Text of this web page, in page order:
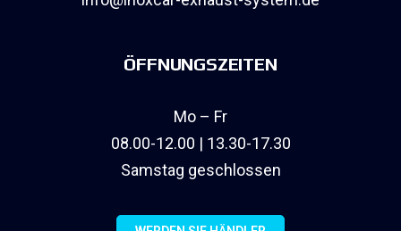
ÖFFNUNGSZEITEN
Mo – Fr
08.00-12.00 | 13.30-17.30
Samstag geschlossen